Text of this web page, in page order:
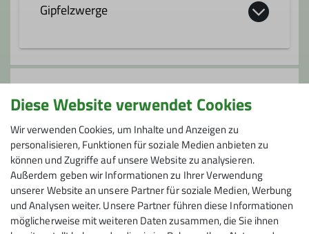
Gipfelzwerge
Familiengruppe mit Kindern ab ca. 7
Jahren
Wer Interesse an den Aktivitäten der
Gipfelzwerge hat nimmt bitte mitMartina
undKlaus JungingerKontakt auf.
Anmeldung bis
01.03.2026
Maximale Teilnehmeranzahl
30
Diese Website verwendet Cookies
Wir verwenden Cookies, um Inhalte und Anzeigen zu
personalisieren, Funktionen für soziale Medien anbieten zu
können und Zugriffe auf unsere Website zu analysieren.
Außerdem geben wir Informationen zu Ihrer Verwendung
unserer Website an unsere Partner für soziale Medien, Werbung
und Analysen weiter. Unsere Partner führen diese Informationen
möglicherweise mit weiteren Daten zusammen, die Sie ihnen